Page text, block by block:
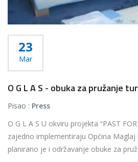
23
Mar
O G L A S - obuka za pružanje
Pisao : Press
O G L A S U okviru projekta “PAST
zajedno implementiraju Općina Maglaj
planirano je i održavanje obuke za